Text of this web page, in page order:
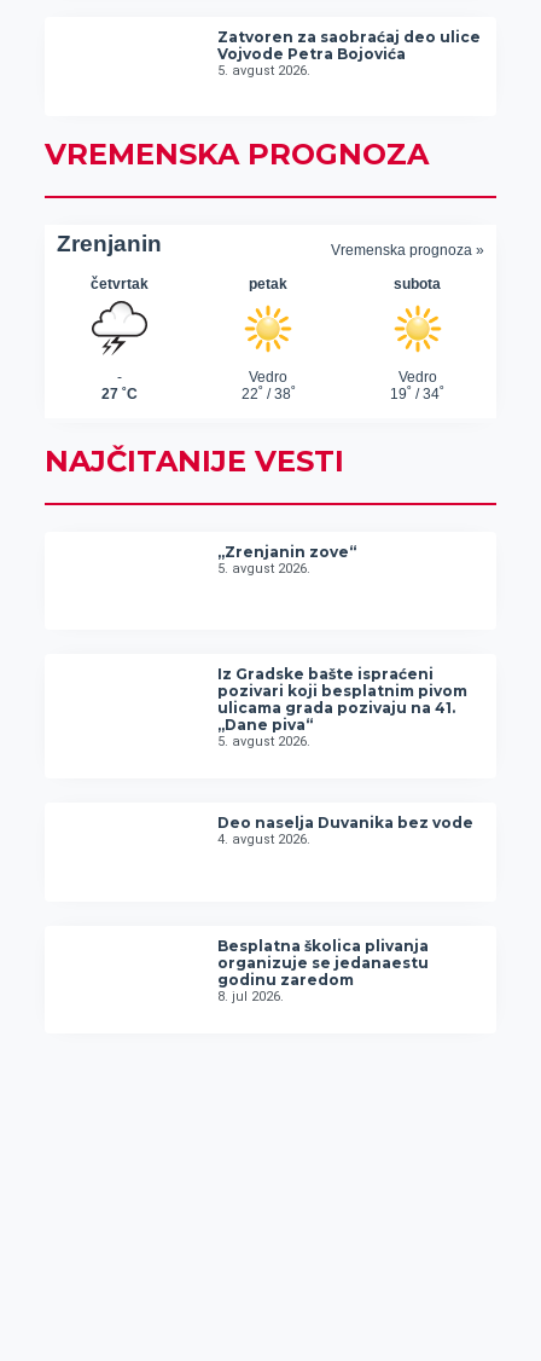
Zatvoren za saobraćaj deo ulice
Vojvode Petra Bojovića
5. avgust 2026.
VREMENSKA PROGNOZA
NAJČITANIJE VESTI
„Zrenjanin zove“
5. avgust 2026.
Iz Gradske bašte ispraćeni
pozivari koji besplatnim pivom
ulicama grada pozivaju na 41.
„Dane piva“
5. avgust 2026.
Deo naselja Duvanika bez vode
4. avgust 2026.
Besplatna školica plivanja
organizuje se jedanaestu
godinu zaredom
8. jul 2026.